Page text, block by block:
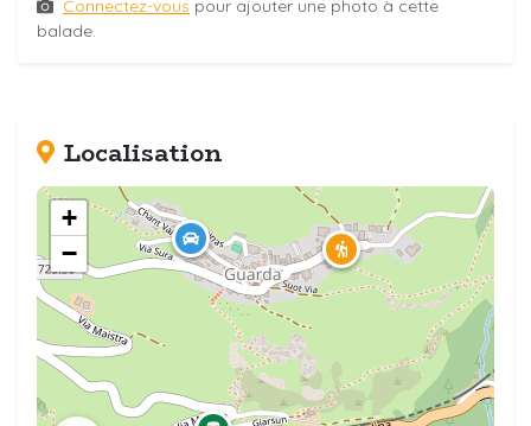
Connectez-vous pour ajouter une photo à cette
balade.
Localisation
+
−